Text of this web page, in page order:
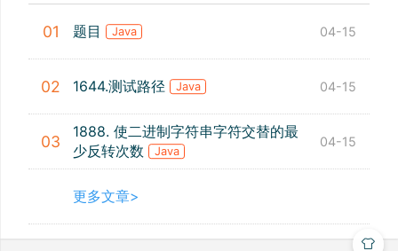
01 题目 Java 04-15
02 1644.测试路径 Java 04-15
03
1888. 使二进制字符串字符交替的最
少反转次数
Java
04-15
更多文章>